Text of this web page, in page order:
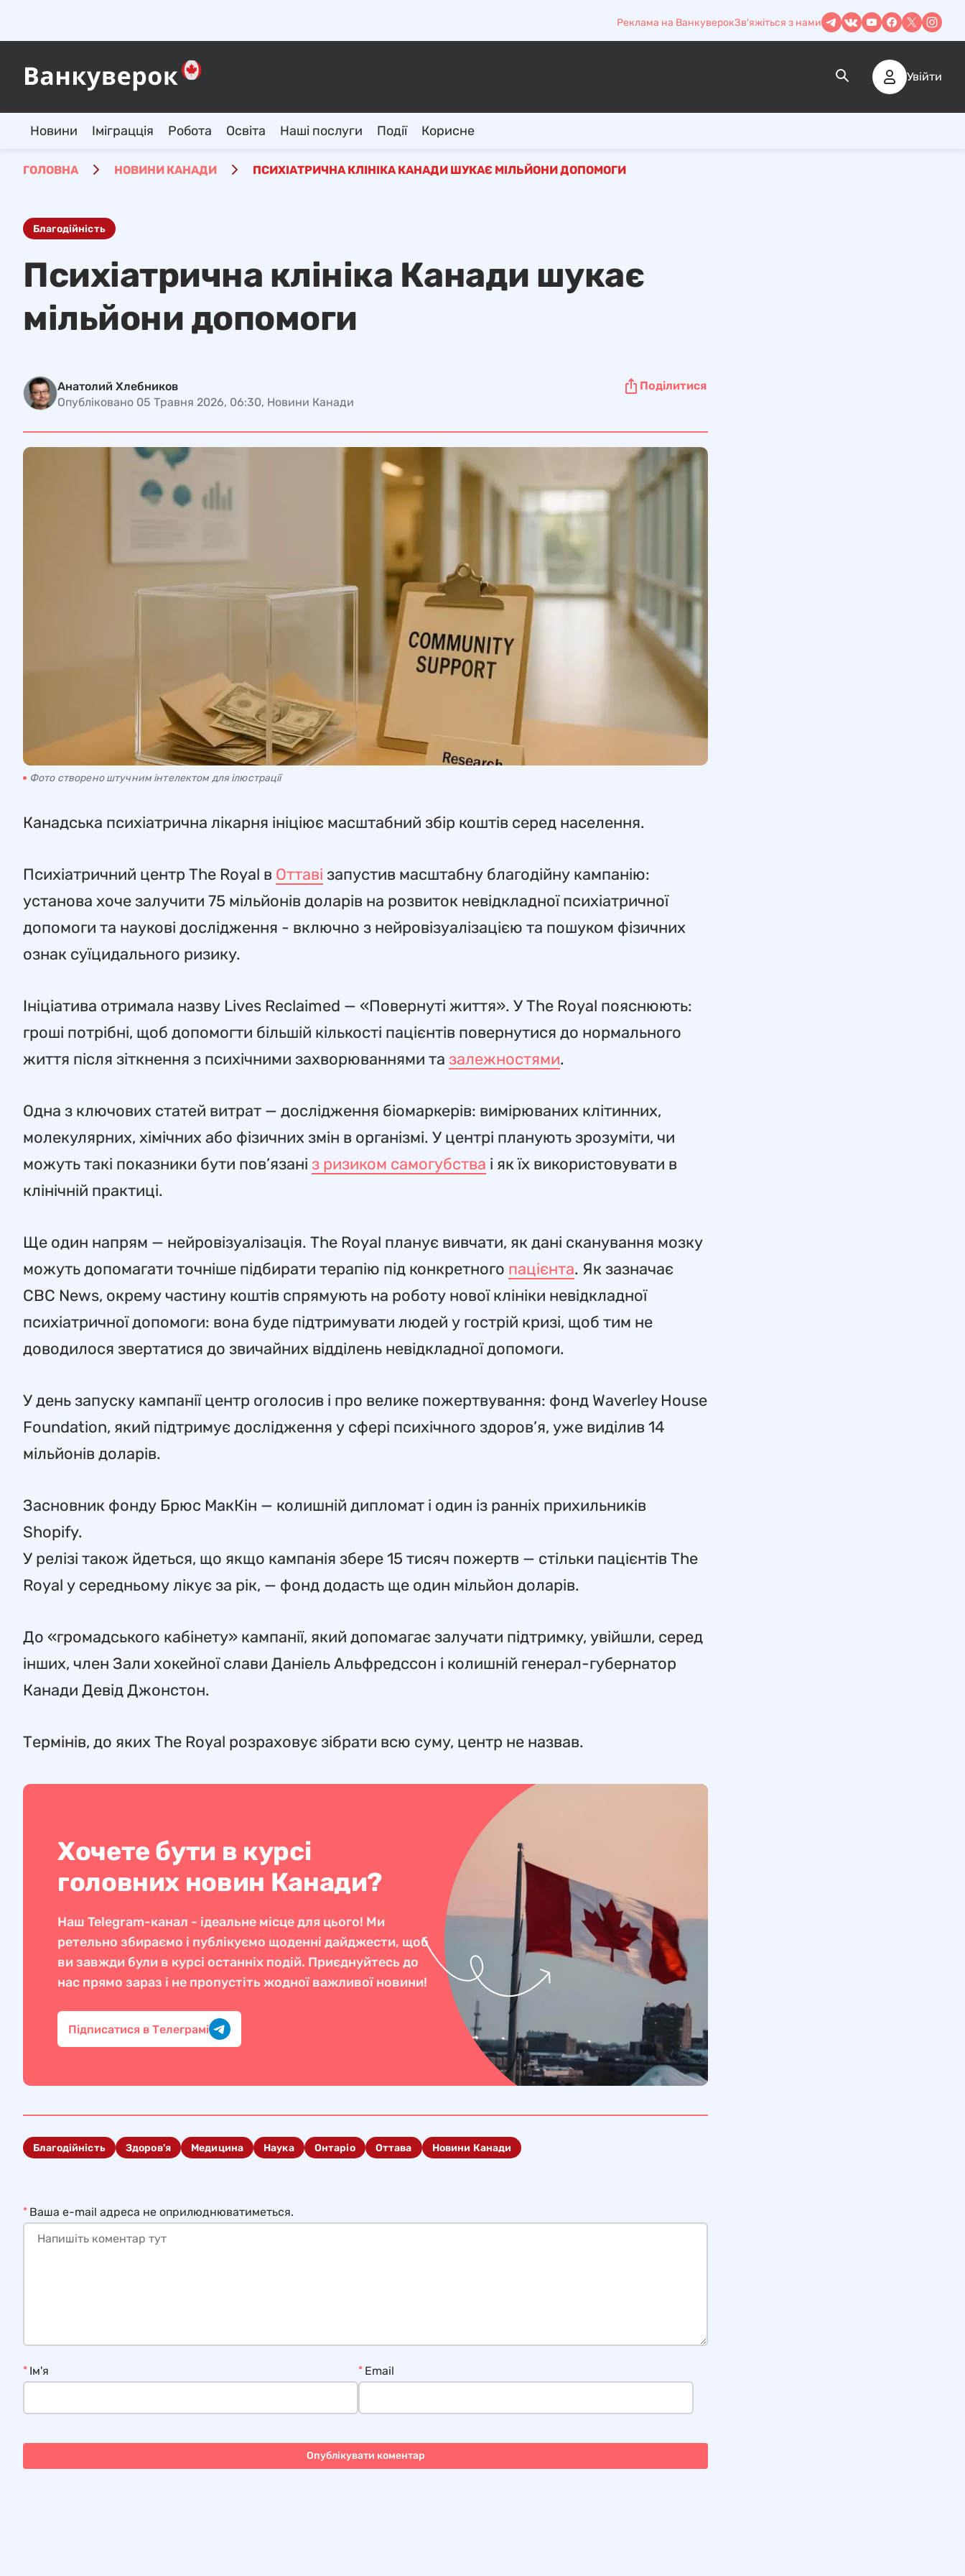
Реклама на ВанкуверокЗв'яжіться з нами
Увійти
Новини Іміграцція Робота Освіта Наші послуги Події Корисне
ГОЛОВНА НОВИНИ КАНАДИ ПСИХІАТРИЧНА КЛІНІКА КАНАДИ ШУКАЄ МІЛЬЙОНИ ДОПОМОГИ
Благодійність
Психіатрична клініка Канади шукає
мільйони допомоги
Анатолий Хлебников
Опубліковано 05 Травня 2026, 06:30, Новини Канади
Поділитися
Фото створено штучним інтелектом для ілюстрації
Канадська психіатрична лікарня ініціює масштабний збір коштів серед населення.
Психіатричний центр The Royal в Оттаві запустив масштабну благодійну кампанію:
установа хоче залучити 75 мільйонів доларів на розвиток невідкладної психіатричної
допомоги та наукові дослідження - включно з нейровізуалізацією та пошуком фізичних
ознак суїцидального ризику.
Ініціатива отримала назву Lives Reclaimed — «Повернуті життя». У The Royal пояснюють:
гроші потрібні, щоб допомогти більшій кількості пацієнтів повернутися до нормального
життя після зіткнення з психічними захворюваннями та залежностями.
Одна з ключових статей витрат — дослідження біомаркерів: вимірюваних клітинних,
молекулярних, хімічних або фізичних змін в організмі. У центрі планують зрозуміти, чи
можуть такі показники бути пов’язані з ризиком самогубства і як їх використовувати в
клінічній практиці.
Ще один напрям — нейровізуалізація. The Royal планує вивчати, як дані сканування мозку
можуть допомагати точніше підбирати терапію під конкретного пацієнта. Як зазначає
CBC News, окрему частину коштів спрямують на роботу нової клініки невідкладної
психіатричної допомоги: вона буде підтримувати людей у гострій кризі, щоб тим не
доводилося звертатися до звичайних відділень невідкладної допомоги.
У день запуску кампанії центр оголосив і про велике пожертвування: фонд Waverley House
Foundation, який підтримує дослідження у сфері психічного здоров’я, уже виділив 14
мільйонів доларів.
Засновник фонду Брюс МакКін — колишній дипломат і один із ранніх прихильників
Shopify.
У релізі також йдеться, що якщо кампанія збере 15 тисяч пожертв — стільки пацієнтів The
Royal у середньому лікує за рік, — фонд додасть ще один мільйон доларів.
До «громадського кабінету» кампанії, який допомагає залучати підтримку, увійшли, серед
інших, член Зали хокейної слави Даніель Альфредссон і колишній генерал-губернатор
Канади Девід Джонстон.
Термінів, до яких The Royal розраховує зібрати всю суму, центр не назвав.
Хочете бути в курсі
головних новин Канади?
Наш Telegram-канал - ідеальне місце для цього! Ми
ретельно збираємо і публікуємо щоденні дайджести, щоб
ви завжди були в курсі останніх подій. Приєднуйтесь до
нас прямо зараз і не пропустіть жодної важливої новини!
Підписатися в Телеграмі
Благодійність Здоров'я Медицина Наука Онтаріо Оттава Новини Канади
Ваша e-mail адреса не оприлюднюватиметься.
*
Ім'я
* Email
*